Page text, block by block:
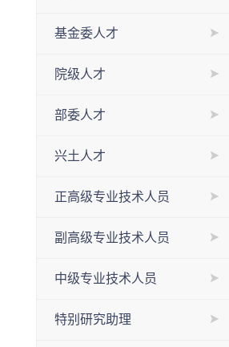
基金委人才
院级人才
部委人才
兴土人才
正高级专业技术人员
副高级专业技术人员
中级专业技术人员
特别研究助理